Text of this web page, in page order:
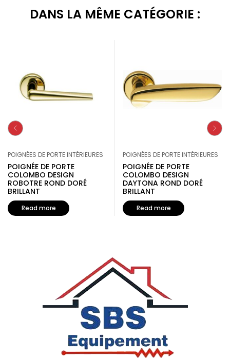
DANS LA MÊME CATÉGORIE :
POIGNÉES DE PORTE INTÉRIEURES
POIGNÉE DE PORTE
COLOMBO DESIGN
ROBOTRE ROND DORÉ
BRILLANT
Read more
POIGNÉES DE PORTE INTÉRIEURES
POIGNÉE DE PORTE
COLOMBO DESIGN
DAYTONA ROND DORÉ
BRILLANT
Read more